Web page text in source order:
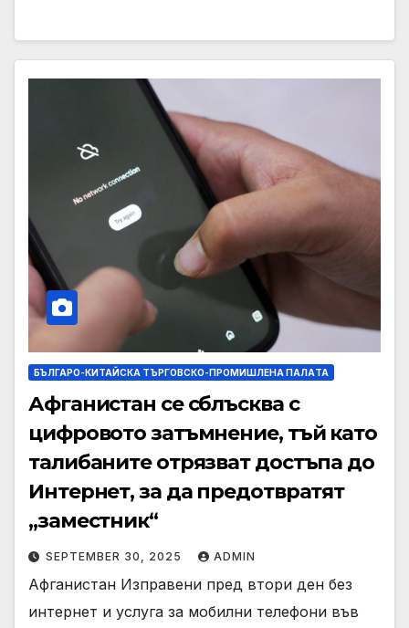
БЪЛГАРО-КИТАЙСКА ТЪРГОВСКО-ПРОМИШЛЕНА ПАЛAТА
Афганистан се сблъсква с
цифровото затъмнение, тъй като
талибаните отрязват достъпа до
Интернет, за да предотвратят
„заместник“
SEPTEMBER 30, 2025 ADMIN
Афганистан Изправени пред втори ден без
интернет и услуга за мобилни телефони във